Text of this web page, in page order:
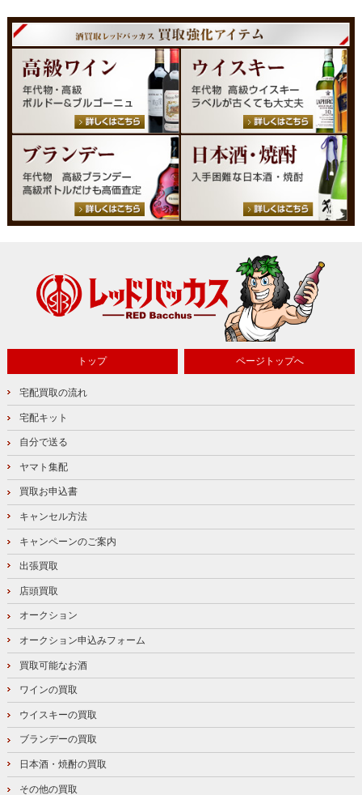
トップ ページトップへ
宅配買取の流れ
宅配キット
自分で送る
ヤマト集配
買取お申込書
キャンセル方法
キャンペーンのご案内
出張買取
店頭買取
オークション
オークション申込みフォーム
買取可能なお酒
ワインの買取
ウイスキーの買取
ブランデーの買取
日本酒・焼酎の買取
その他の買取